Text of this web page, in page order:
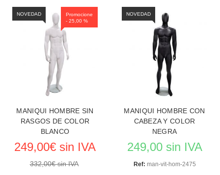
Promocione
- 25,00 %
NOVEDAD
MANIQUI HOMBRE SIN
RASGOS DE COLOR
BLANCO
249,00€ sin IVA
332,00€ sin IVA
NOVEDAD
MANIQUI HOMBRE CON
CABEZA Y COLOR
NEGRA
249,00 sin IVA
Ref: man-vit-hom-2475